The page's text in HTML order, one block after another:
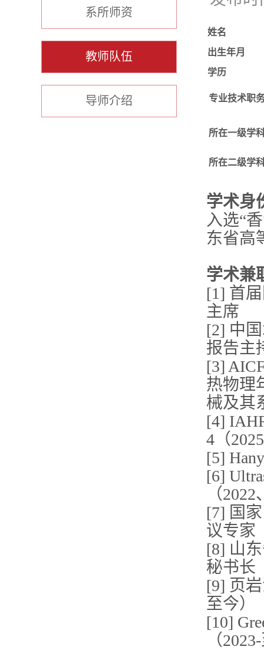
系所师资
教师队伍
导师介绍
姓名
出生年月
学历
专业技术职
所在一级学
所在二级学
学术身
入选“
东省高
学术兼
[1] 首
主席
[2] 中
报告主
[3]
热物理
械及其
[4]
4（
[5]
[6]
（
[7] 国
议专家
[8] 山
秘书长
[9] 页
至今）
[10]
（